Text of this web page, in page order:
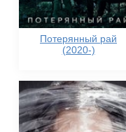
Потерянный рай
(2020-)